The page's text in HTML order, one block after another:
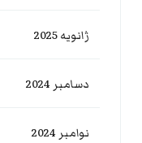
ژانویه 2025
دسامبر 2024
نوامبر 2024